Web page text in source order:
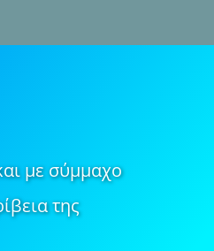
με σύμμαχο
της